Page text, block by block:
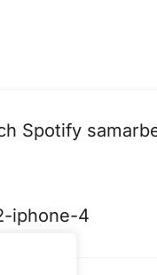
Spotify
iphone-4